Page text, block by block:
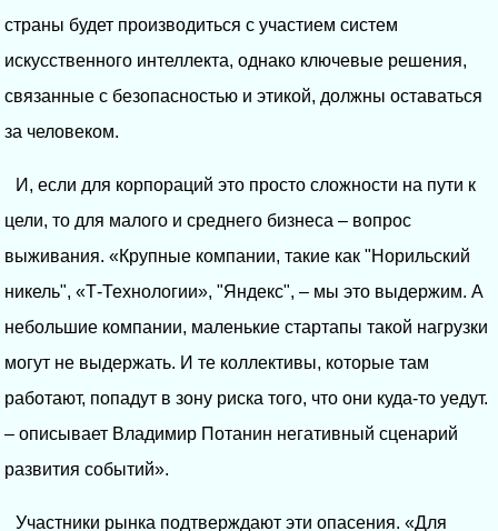
страны будет производиться с участием систем
искусственного интеллекта, однако ключевые решения,
связанные с безопасностью и этикой, должны оставаться
за человеком.
И, если для корпораций это просто сложности на пути к
цели, то для малого и среднего бизнеса – вопрос
выживания. «Крупные компании, такие как "Норильский
никель", «Т-Технологии», "Яндекс", – мы это выдержим. А
небольшие компании, маленькие стартапы такой нагрузки
могут не выдержать. И те коллективы, которые там
работают, попадут в зону риска того, что они куда-то уедут.
– описывает Владимир Потанин негативный сценарий
развития событий».
Участники рынка подтверждают эти опасения. «Для